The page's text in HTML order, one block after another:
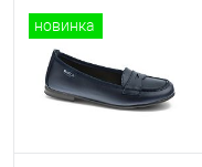
новинка